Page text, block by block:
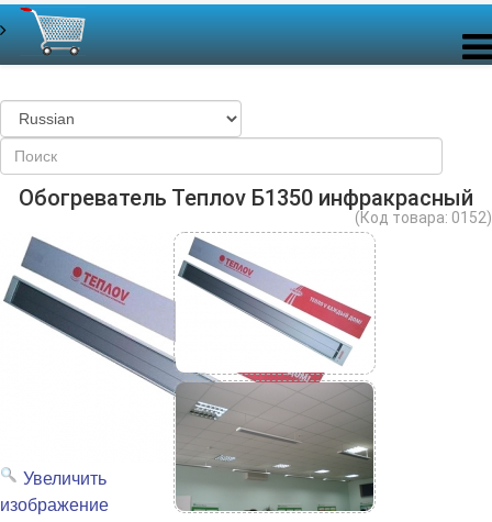
Обогреватель Теплоv Б1350 инфракрасный
(Код товара: 0152)
Увеличить
изображение